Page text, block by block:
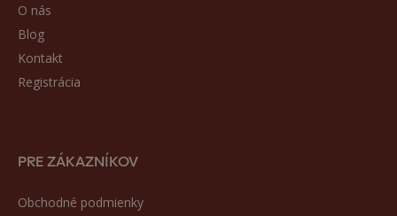
O nás
Blog
Kontakt
Registrácia
PRE ZÁKAZNÍKOV
Obchodné podmienky